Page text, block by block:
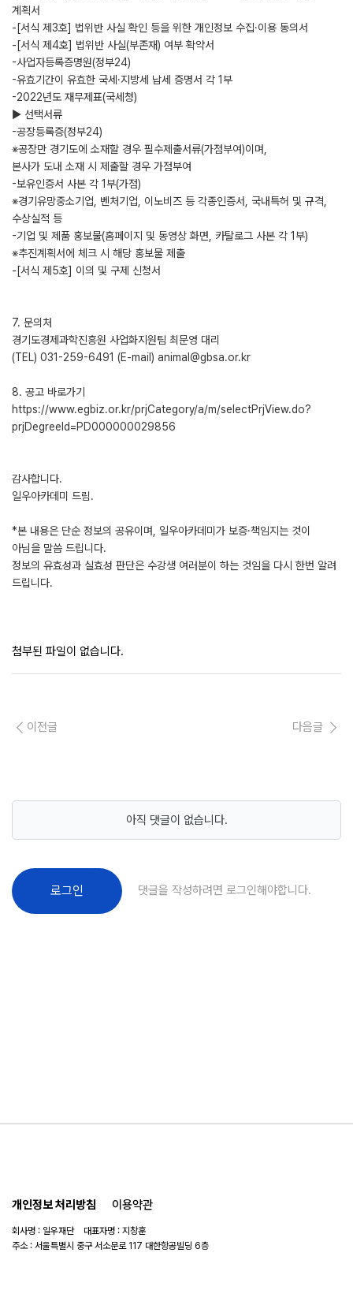
계획서
-[서식 제3호] 법위반 사실 확인 등을 위한 개인정보 수집·이용 동의서
-[서식 제4호] 법위반 사실(부존재) 여부 확약서
-사업자등록증명원(정부24)
-유효기간이 유효한 국세·지방세 납세 증명서 각 1부
-2022년도 재무제표(국세청)
▶ 선택서류
-공장등록증(정부24)
※공장만 경기도에 소재할 경우 필수제출서류(가점부여)이며,
본사가 도내 소재 시 제출할 경우 가점부여
-보유인증서 사본 각 1부(가점)
※경기유망중소기업, 벤처기업, 이노비즈 등 각종인증서, 국내특허 및 규격,
수상실적 등
-기업 및 제품 홍보물(홈페이지 및 동영상 화면, 카탈로그 사본 각 1부)
※추진계획서에 체크 시 해당 홍보물 제출
-[서식 제5호] 이의 및 구제 신청서
7. 문의처
경기도경제과학진흥원 사업화지원팀 최문영 대리
(TEL) 031-259-6491 (E-mail) animal@gbsa.or.kr
8. 공고 바로가기
https://www.egbiz.or.kr/prjCategory/a/m/selectPrjView.do?
prjDegreeId=PD000000029856
감사합니다.
일우아카데미 드림.
*본 내용은 단순 정보의 공유이며, 일우아카데미가 보증·책임지는 것이
아님을 말씀 드립니다.
정보의 유효성과 실효성 판단은 수강생 여러분이 하는 것임을 다시 한번 알려
드립니다.
첨부된 파일이 없습니다.
이전글 다음글
아직 댓글이 없습니다.
로그인 댓글을 작성하려면 로그인해야합니다.
개인정보 처리방침 이용약관
회사명 : 일우재단 대표자명 : 지창훈
주소 : 서울특별시 중구 서소문로 117 대한항공빌딩 6층